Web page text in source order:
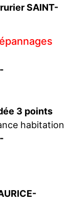
SAINT-
3 points
habitation